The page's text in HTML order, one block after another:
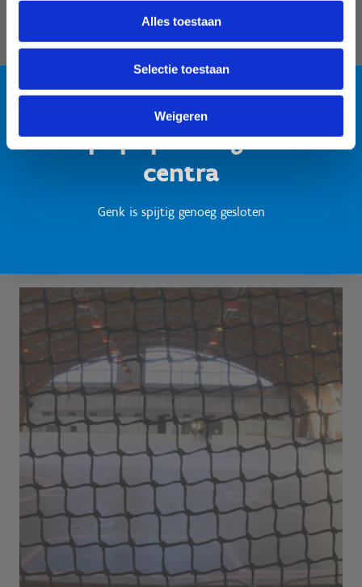
Alles toestaan
Selectie toestaan
Weigeren
Test popup titel gesloten
centra
Genk is spijtig genoeg gesloten